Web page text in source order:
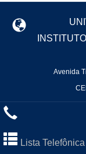
Avenida
Lista Telefônica